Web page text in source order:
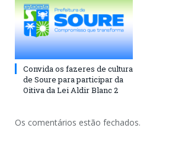
Convida os fazeres de cultura
de Soure para participar da
Oitiva da Lei Aldir Blanc 2
Os comentários estão fechados.